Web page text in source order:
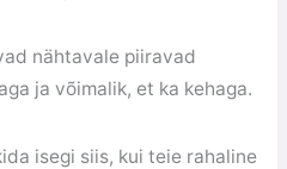
nähtavale piiravad
ja võimalik, et ka kehaga.
isegi siis, kui teie rahaline